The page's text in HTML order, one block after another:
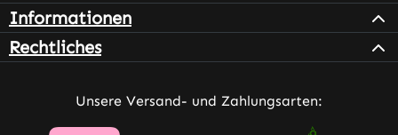
Informationen
Rechtliches
Unsere Versand- und Zahlungsarten: